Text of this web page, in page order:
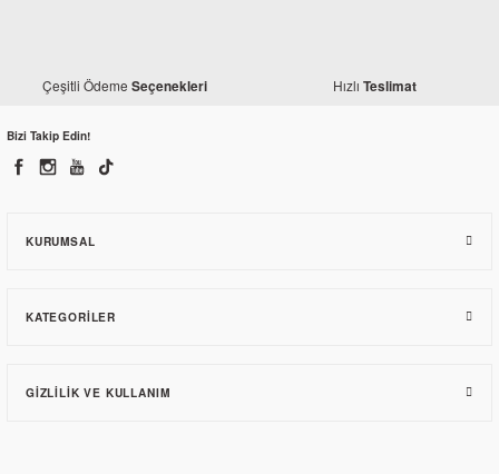
Çeşitli Ödeme Seçenekleri Hızlı Teslimat
Bizi Takip Edin!
KURUMSAL
KATEGORILER
GIZLILIK VE KULLANIM